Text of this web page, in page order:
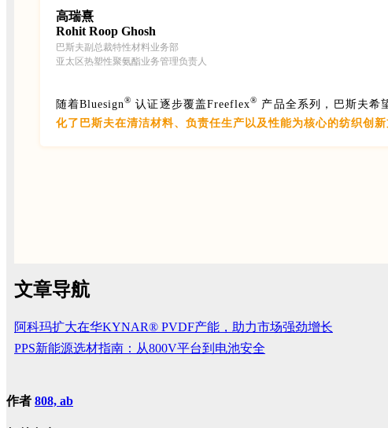
高瑞熹
Rohit Roop Ghosh
巴斯夫副总裁特性材料业务部
亚太区热塑性聚氨酯业务管理负责人
随着Bluesign® 认证逐步覆盖Freeflex® 产品全系列，巴斯夫希
化了巴斯夫在清洁材料、负责任生产以及性能为核心的纺织创
文章导航
阿科玛扩大在华KYNAR® PVDF产能，助力市场强劲增长
PPS新能源选材指南：从800V平台到电池安全
作者 808, ab